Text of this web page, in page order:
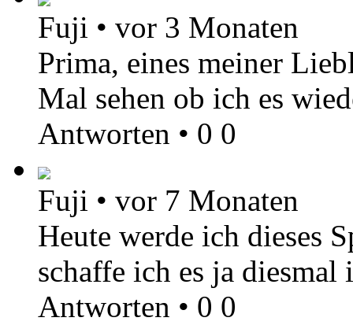
Fuji • vor 3 Monaten
Prima, eines meiner
Mal sehen ob ich es
Antworten • 0 0
Fuji • vor 7 Monaten
Heute werde ich dieses
schaffe ich es ja
Antworten • 0 0